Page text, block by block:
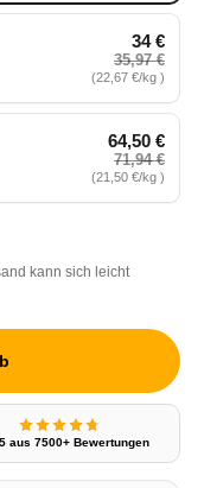
35,97 €
34 €
35,97 €
(22,67 €/kg )
, statt 71,94 €
64,50 €
71,94 €
(21,50 €/kg )
kann sich leicht
aus 7500+ Bewertungen